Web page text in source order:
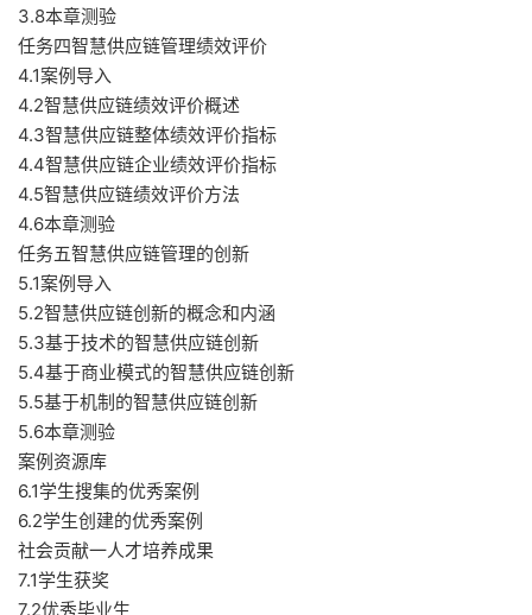
3.8本章测验
任务四智慧供应链管理绩效评价
4.1案例导入
4.2智慧供应链绩效评价概述
4.3智慧供应链整体绩效评价指标
4.4智慧供应链企业绩效评价指标
4.5智慧供应链绩效评价方法
4.6本章测验
任务五智慧供应链管理的创新
5.1案例导入
5.2智慧供应链创新的概念和内涵
5.3基于技术的智慧供应链创新
5.4基于商业模式的智慧供应链创新
5.5基于机制的智慧供应链创新
5.6本章测验
案例资源库
6.1学生搜集的优秀案例
6.2学生创建的优秀案例
社会贡献一人才培养成果
7.1学生获奖
7.2优秀毕业生